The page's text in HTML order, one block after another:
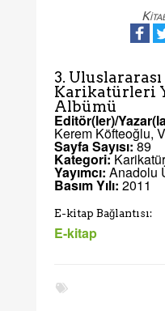
3.
Karikatürleri
Albümü
Editör(ler)/
Kerem Köfteoğlu,
Sayfa Sayısı:89
Kategori:
Yayımcı:Anadolu
Basım Yılı:2011
E-kitap Bağlantısı:
E-kitap